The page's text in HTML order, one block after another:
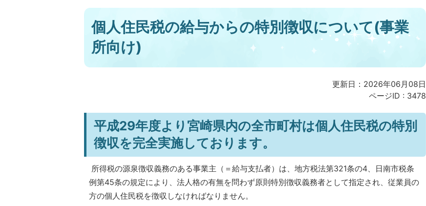
個人住民税の給与からの特別徴収について(事業
所向け)
更新日：2026年06月08日
ページID : 3478
平成29年度より宮崎県内の全市町村は個人住民税の特別
徴収を完全実施しております。
所得税の源泉徴収義務のある事業主（＝給与支払者）は、地方税法第321条の4、日南市税条
例第45条の規定により、法人格の有無を問わず原則特別徴収義務者として指定され、従業員の
方の個人住民税を徴収しなければなりません。